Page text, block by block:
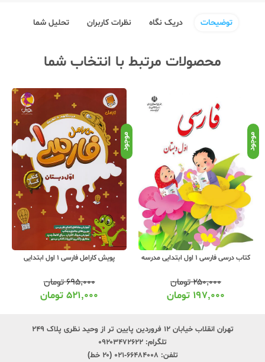
توضیحات دریک نگاه نظرات کاربران تحلیل شما
محصولات مرتبط با انتخاب شما
موجود
کتاب درسی فارسی 1 اول ابتدایی مدرسه
۲۵۰,۰۰۰تومان
۱۹۷,۰۰۰ تومان
موجود
پویش کارامل فارسی 1 اول ابتدایی
۶۹۵,۰۰۰تومان
۵۲۱,۰۰۰ تومان
تهران انقلاب خیابان ۱۲ فروردین پایین تر از وحید نظری پلاک ۲۴۹
تلگرام: ۰۹۲۰۳۴۷۲۶۲۲
تلفن: ۶۶۴۸۴۰۰۸-۰۲۱ (۲۰ خط)